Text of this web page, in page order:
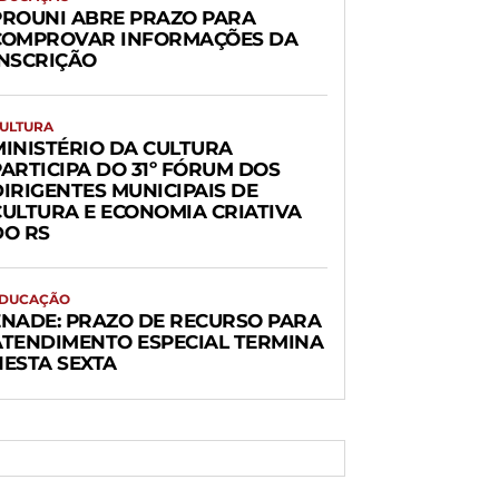
ABRE PRAZO PARA
INFORMAÇÕES DA
DA CULTURA
DO 31º FÓRUM DOS
MUNICIPAIS DE
E ECONOMIA CRIATIVA
RS
PRAZO DE RECURSO PARA
ESPECIAL TERMINA
SEXTA